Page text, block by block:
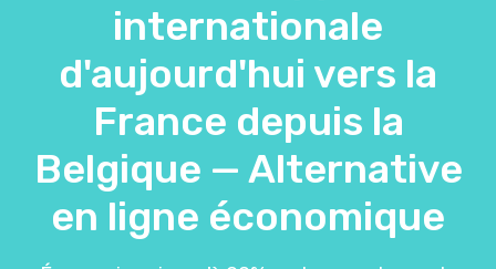
internationale
d'aujourd'hui vers la
France depuis la
Belgique — Alternative
en ligne économique